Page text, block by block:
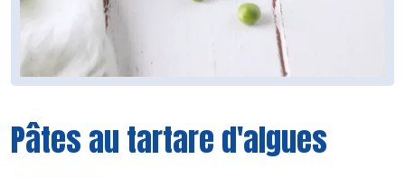
Pâtes au tartare d'algues